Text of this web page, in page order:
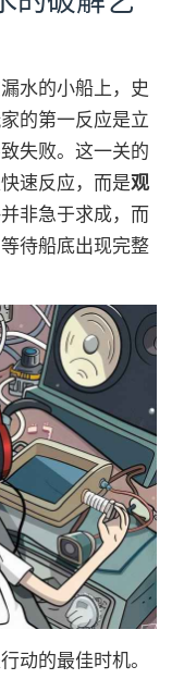
水的小船上，史
的第一反应是立
失败。这一关的
速反应，而是观
非急于求成，而
待船底出现完整
动的最佳时机。